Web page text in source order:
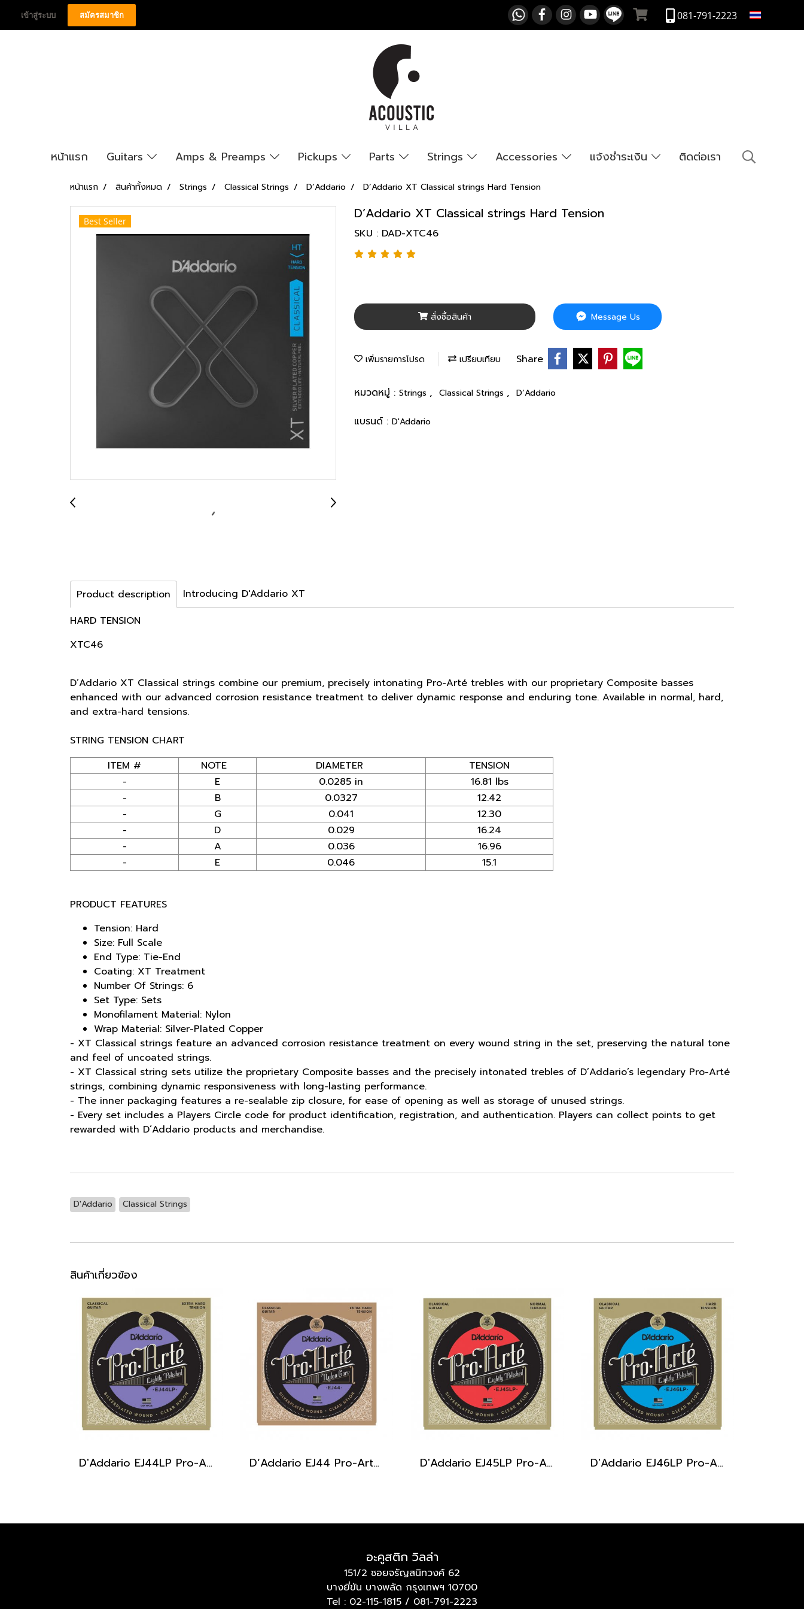
เข้าสู่ระบบ สมัครสมาชิก 081-791-2223 TH
หน้าแรก Guitars Amps & Preamps Pickups Parts Strings Accessories แจ้งชำระเงิน ติดต่อเรา
หน้าแรก สินค้าทั้งหมด Strings Classical Strings D’Addario D’Addario XT Classical strings Hard Tension
Best Seller D’Addario XT Classical strings Hard Tension
SKU : DAD-XTC46
สั่งซื้อสินค้า Message Us
เพิ่มรายการโปรด เปรียบเทียบ Share
หมวดหมู่ : Strings , Classical Strings , D’Addario
แบรนด์ : D'Addario
Product description
Introducing D'Addario XT
HARD TENSION
XTC46
D’Addario XT Classical strings combine our premium, precisely intonating Pro-Arté trebles with our proprietary Composite basses
enhanced with our advanced corrosion resistance treatment to deliver dynamic response and enduring tone. Available in normal, hard,
and extra-hard tensions.
STRING TENSION CHART
ITEM #
NOTE DIAMETER
TENSION
-
E 0.0285 in
16.81 lbs
-
B 0.0327
12.42
-
G 0.041
12.30
-
D 0.029
16.24
-
A 0.036
16.96
-
E 0.046 15.1
PRODUCT FEATURES
Tension: Hard
Size: Full Scale
End Type: Tie-End
Coating: XT Treatment
Number Of Strings: 6
Set Type: Sets
Monofilament Material: Nylon
Wrap Material: Silver-Plated Copper
- XT Classical strings feature an advanced corrosion resistance treatment on every wound string in the set, preserving the natural tone
and feel of uncoated strings.
- XT Classical string sets utilize the proprietary Composite basses and the precisely intonated trebles of D’Addario’s legendary Pro-Arté
strings, combining dynamic responsiveness with long-lasting performance.
- The inner packaging features a re-sealable zip closure, for ease of opening as well as storage of unused strings.
- Every set includes a Players Circle code for product identification, registration, and authentication. Players can collect points to get
rewarded with D’Addario products and merchandise.
D'Addario Classical Strings
สินค้าเกี่ยวข้อง
D'Addario EJ44LP Pro-Arte Lightly Polished Composite Extra Hard Tension D’Addario EJ44 Pro-Arte Extra Hard Tension D'Addario EJ45LP Pro-Arte Lightly Polished Composite Normal Tension D'Addario EJ46LP Pro-Arte Lightly Polished Composite Hard Tension
อะคูสติก วิลล่า
151/2 ซอยจรัญสนิทวงศ์ 62
บางยี่ขัน บางพลัด กรุงเทพฯ 10700
Tel : 02-115-1815 / 081-791-2223